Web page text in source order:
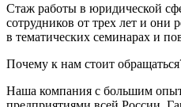
Стаж работы в юридической
сотрудников от трех лет и они
в тематических семинарах и
Почему к нам стоит
Наша компания с большим